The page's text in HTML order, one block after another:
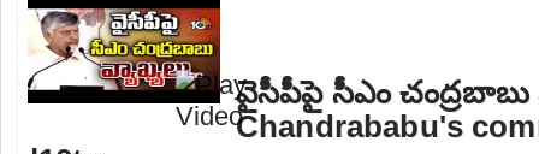
వైసీపీపై సీఎం చంద్రబాబు
Chandrababu's